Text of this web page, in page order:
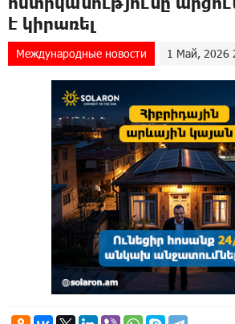
է կիրառել
Международные новости 1 Май, 2026